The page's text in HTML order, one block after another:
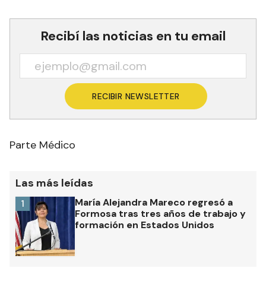
Recibí las noticias en tu email
RECIBIR NEWSLETTER
Parte Médico
Las más leídas
María Alejandra Mareco regresó a
Formosa tras tres años de trabajo y
formación en Estados Unidos
1